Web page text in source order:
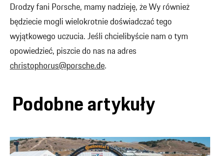
Drodzy fani Porsche, mamy nadzieję, że Wy również
będziecie mogli wielokrotnie doświadczać tego
wyjątkowego uczucia. Jeśli chcielibyście nam o tym
opowiedzieć, piszcie do nas na adres
christophorus@porsche.de.
Podobne artykuły